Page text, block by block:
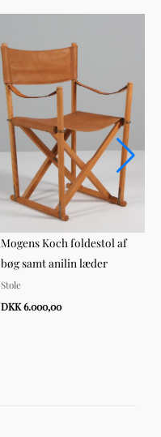
Mogens Koch foldestol af
bøg samt anilin læder
Stole
DKK 6.000,00